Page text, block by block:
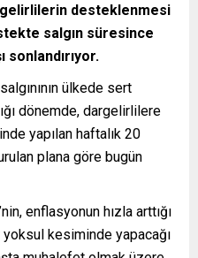
desteklenmesi
salgın süresince
sonlandırıyor.
ülkede sert
dönemde, dargelirlilere
yapılan haftalık 20
plana göre bugün
enflasyonun hızla arttığı
kesiminde yapacağı